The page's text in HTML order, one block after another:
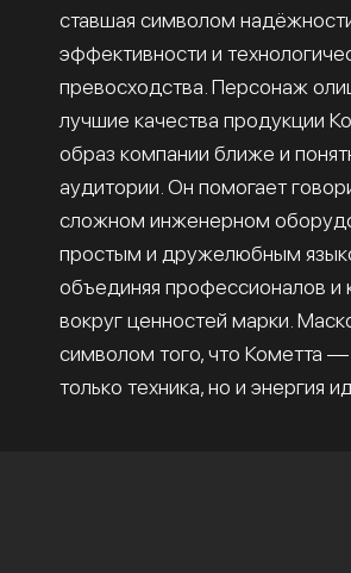
ставшая символом
эффективности и
превосходства. Персонаж
лучшие качества продукции
образ компании ближе и
аудитории. Он помогает
сложном инженерном
простым и дружелюбным
объединяя профессионалов и
вокруг ценностей марки.
символом того, что Кометта —
только техника, но и энергия